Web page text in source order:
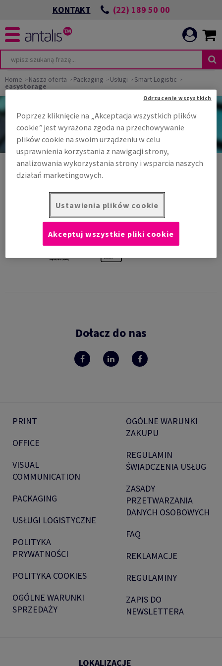
KONTAKT (22) 189 50 00
Home Nasza oferta Packaging Usługi Smart Logistic
easystorage
Załóż konto, aby regularnie otrzymywać ciekawe informacje i korzystne
oferty!
Załóż konto
Oferujemy produkty certyfikowane
Certyfikaty
Dołacz do nas
PRINT
OFFICE
VISUAL
COMMUNICATION
PACKAGING
USŁUGI LOGISTYCZNE
POLITYKA
PRYWATNOŚCI
POLITYKA COOKIES
OGÓLNE WARUNKI
SPRZEDAŻY
OGÓLNE WARUNKI
ZAKUPU
REGULAMIN
ŚWIADCZENIA USŁUG
ZASADY
PRZETWARZANIA
DANYCH OSOBOWYCH
FAQ
REKLAMACJE
REGULAMINY
ZAPIS DO
NEWSLETTERA
LOKALIZACJE
Poprzez kliknięcie na „Akceptacja wszystkich plików
cookie” jest wyrażona zgoda na przechowywanie
plików cookie na swoim urządzeniu w celu
usprawnienia korzystania z nawigacji strony,
analizowania wykorzystania strony i wsparcia naszych
działań marketingowych.
Ustawienia plików cookie
Odrzucenie wszystkich
Akceptuj wszystkie pliki cookie